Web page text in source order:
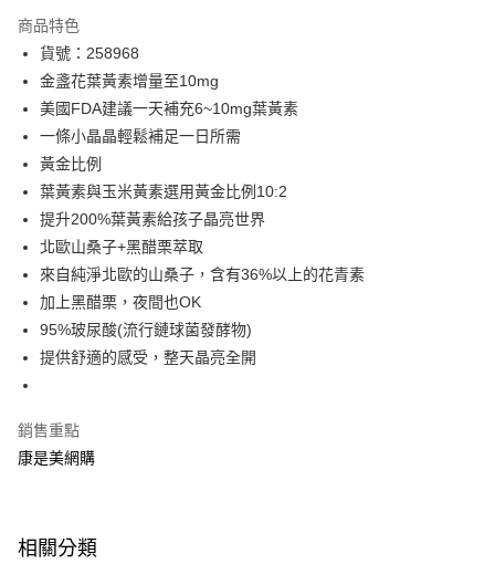
超商取貨付款
LINE Pay
Apple Pay
街口支付
悠遊付
Google Pay
運送方式
超商取貨付款(下單後3-5個工作天配送)
每筆NT$70，滿NT$399(含以上)免運費
商品特色
貨號：258968
金盞花葉黃素增量至10mg
美國FDA建議一天補充6~10mg葉黃素
一條小晶晶輕鬆補足一日所需
黃金比例
葉黃素與玉米黃素選用黃金比例10:2
提升200%葉黃素給孩子晶亮世界
北歐山桑子+黑醋栗萃取
來自純淨北歐的山桑子，含有36%以上的花青素
加上黑醋栗，夜間也OK
95%玻尿酸(流行鏈球菌發酵物)
提供舒適的感受，整天晶亮全開
銷售重點
康是美網購
相關分類